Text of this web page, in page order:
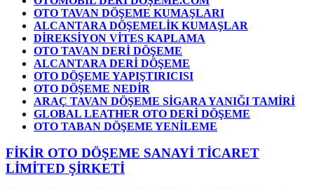
OTO TAVAN DÖŞEME KUMAŞLARI
ALCANTARA DÖŞEMELİK KUMAŞLAR
DİREKSİYON VİTES KAPLAMA
OTO TAVAN DERİ DÖŞEME
ALCANTARA DERİ DÖŞEME
OTO DÖŞEME YAPIŞTIRICISI
OTO DÖŞEME NEDİR
ARAÇ TAVAN DÖŞEME SİGARA YANIĞI TAMİRİ
GLOBAL LEATHER OTO DERİ DÖŞEME
OTO TABAN DÖŞEME YENİLEME
FİKİR OTO DÖŞEME SANAYİ TİCARET
LİMİTED ŞİRKETİ